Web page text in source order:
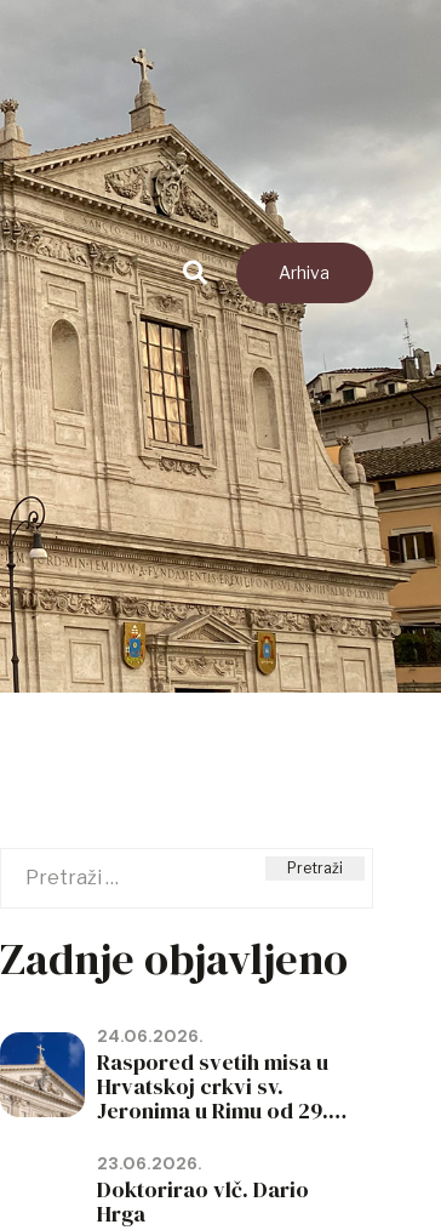
Arhiva
Zadnje objavljeno
24.06.2026.
Raspored svetih misa u
Hrvatskoj crkvi sv.
Jeronima u Rimu od 29.
23.06.2026.
Doktorirao vlč. Dario
Hrga